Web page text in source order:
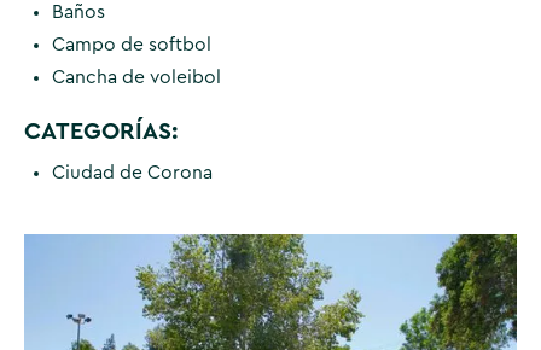
Baños
Campo de softbol
Cancha de voleibol
CATEGORÍAS:
Ciudad de Corona